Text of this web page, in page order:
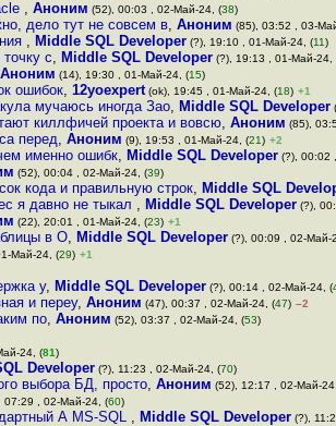
, Аноним (52), 00:03 , 02-Май-24, (38)
дело тут не совсем в, Аноним (85), 03:52 , 03-
, Middle SQL Developer (?), 19:10 , 01-Май-24, (11)
с, Middle SQL Developer (?), 19:13 , 01-Май-24,
Аноним (14), 19:30 , 01-Май-24, (15)
ошибок, 12yoexpert (ok), 19:45 , 01-Май-24, (18) +1
мучаюсь иногда Зао, Middle SQL Developer
киллфичей проекта и вовсю, Аноним (85),
перед, Аноним (9), 19:53 , 01-Май-24, (21) +2
именно ошибк, Middle SQL Developer (?), 00:02
(52), 00:04 , 02-Май-24, (39)
кода и правильную строк, Middle SQL
я давно не тыкал , Middle SQL Developer (?),
(22), 20:01 , 01-Май-24, (23) +1
в О, Middle SQL Developer (?), 00:09 , 02-Май-
Май-24, (29) +1
у, Middle SQL Developer (?), 00:14 , 02-Май-24, (
и переу, Аноним (47), 00:37 , 02-Май-24, (47) –2
по, Аноним (52), 03:37 , 02-Май-24, (53)
24, (81)
Developer (?), 11:23 , 02-Май-24, (70)
выбора БД, просто, Аноним (52), 12:17 , 02-Май-
07:29 , 02-Май-24, (60)
А MS-SQL , Middle SQL Developer (?),